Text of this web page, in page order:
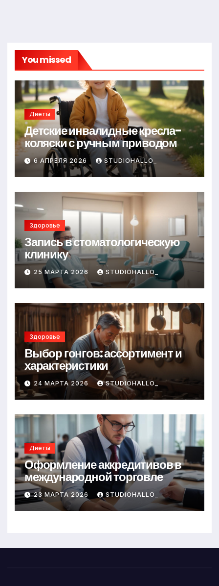
You missed
Диеты
Детские инвалидные кресла-
коляски с ручным приводом
6 АПРЕЛЯ 2026 STUDIOHALLO_
Здоровье
Запись в стоматологическую
клинику
25 МАРТА 2026 STUDIOHALLO_
Здоровье
Выбор гонгов: ассортимент и
характеристики
24 МАРТА 2026 STUDIOHALLO_
Диеты
Оформление аккредитивов в
международной торговле
23 МАРТА 2026 STUDIOHALLO_